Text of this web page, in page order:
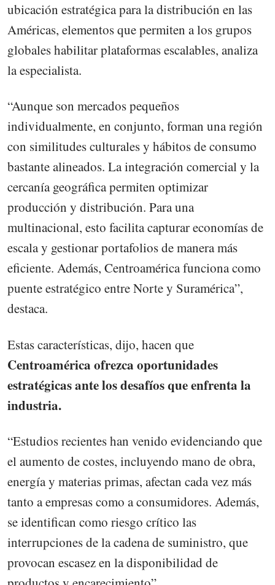
ubicación estratégica para la distribución en las
Américas, elementos que permiten a los grupos
globales habilitar plataformas escalables, analiza
la especialista.
“Aunque son mercados pequeños
individualmente, en conjunto, forman una región
con similitudes culturales y hábitos de consumo
bastante alineados. La integración comercial y la
cercanía geográfica permiten optimizar
producción y distribución. Para una
multinacional, esto facilita capturar economías de
escala y gestionar portafolios de manera más
eficiente. Además, Centroamérica funciona como
puente estratégico entre Norte y Suramérica”,
destaca.
Estas características, dijo, hacen que
Centroamérica ofrezca oportunidades
estratégicas ante los desafíos que enfrenta la
industria.
“Estudios recientes han venido evidenciando que
el aumento de costes, incluyendo mano de obra,
energía y materias primas, afectan cada vez más
tanto a empresas como a consumidores. Además,
se identifican como riesgo crítico las
interrupciones de la cadena de suministro, que
provocan escasez en la disponibilidad de